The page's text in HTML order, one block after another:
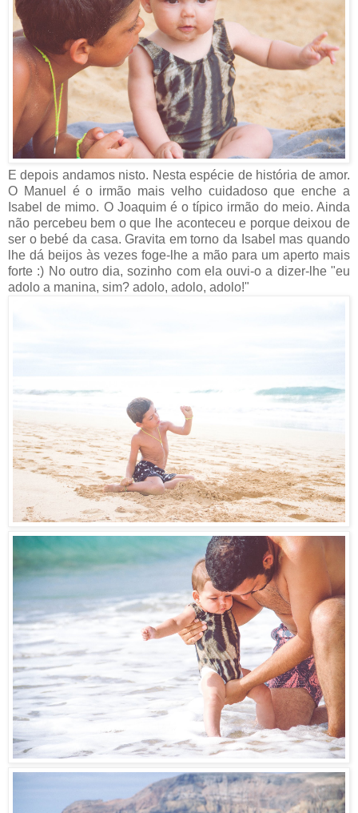
E depois andamos nisto. Nesta espécie de história de amor.
O Manuel é o irmão mais velho cuidadoso que enche a
Isabel de mimo. O Joaquim é o típico irmão do meio. Ainda
não percebeu bem o que lhe aconteceu e porque deixou de
ser o bebé da casa. Gravita em torno da Isabel mas quando
lhe dá beijos às vezes foge-lhe a mão para um aperto mais
forte :) No outro dia, sozinho com ela ouvi-o a dizer-lhe "eu
adolo a manina, sim? adolo, adolo, adolo!"